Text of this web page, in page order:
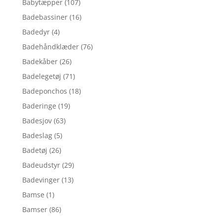
Babytæpper (107)
Badebassiner (16)
Badedyr (4)
Badehåndklæder (76)
Badekåber (26)
Badelegetøj (71)
Badeponchos (18)
Baderinge (19)
Badesjov (63)
Badeslag (5)
Badetøj (26)
Badeudstyr (29)
Badevinger (13)
Bamse (1)
Bamser (86)